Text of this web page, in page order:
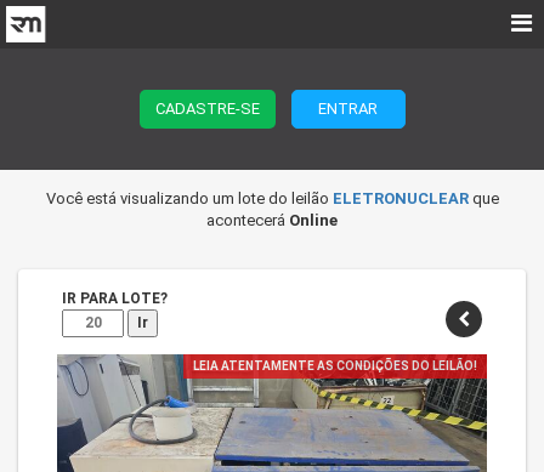
CADASTRE-SE ENTRAR
Você está visualizando um lote do leilão ELETRONUCLEARque
acontecerá Online
IR PARA LOTE?
Ir
LEIA ATENTAMENTE AS CONDIÇÕES DO LEILÃO!